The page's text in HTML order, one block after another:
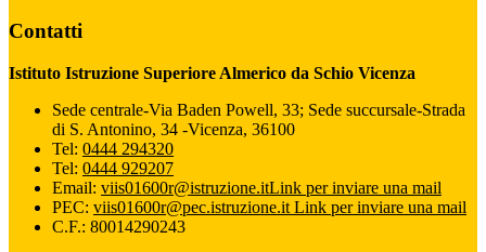
Contatti
Istituto Istruzione Superiore Almerico da Schio Vicenza
Sede centrale-Via Baden Powell, 33; Sede succursale-Strada
di S. Antonino, 34 -Vicenza, 36100
Tel: 0444 294320
Tel: 0444 929207
Email: viis01600r@istruzione.itLink per inviare una mail
PEC: viis01600r@pec.istruzione.it Link per inviare una mail
C.F.: 80014290243